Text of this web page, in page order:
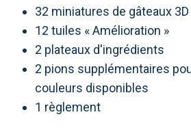
32 miniatures de gâteaux 3D
12 tuiles « Amélioration »
2 plateaux d'ingrédients
2 pions supplémentaires
couleurs disponibles
1 règlement